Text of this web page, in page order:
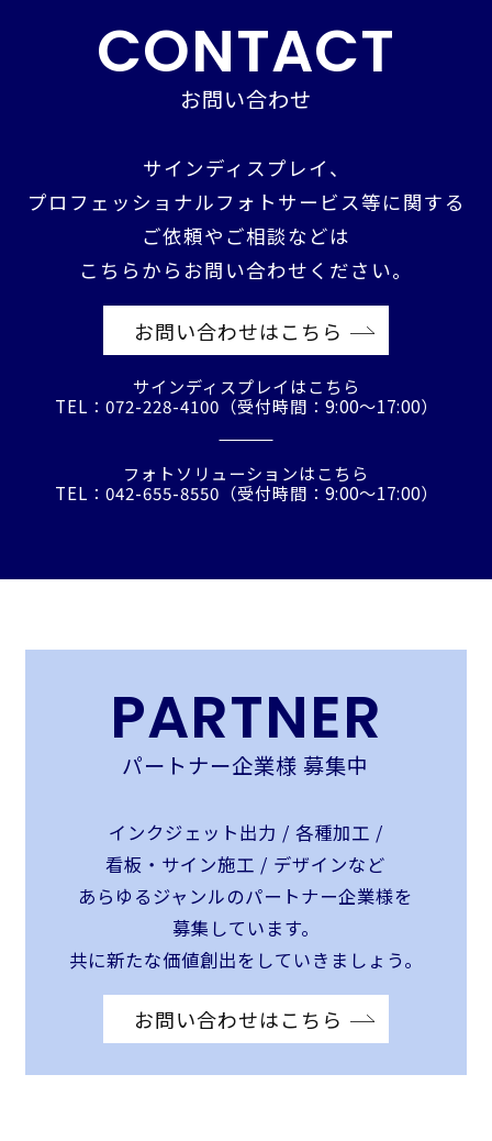
CONTACT
お問い合わせ
サインディスプレイ、
プロフェッショナルフォトサービス等に関する
ご依頼やご相談などは
こちらからお問い合わせください。
お問い合わせはこちら
サインディスプレイはこちら
TEL：072-228-4100（受付時間：9:00〜17:00）
フォトソリューションはこちら
TEL：042-655-8550（受付時間：9:00〜17:00）
PARTNER
パートナー企業様 募集中
インクジェット出力 / 各種加工 /
看板・サイン施工 / デザインなど
あらゆるジャンルのパートナー企業様を
募集しています。
共に新たな価値創出をしていきましょう。
お問い合わせはこちら